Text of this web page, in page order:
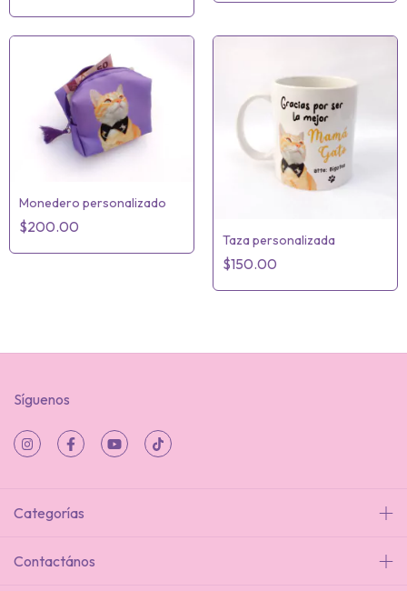
Monedero personalizado
$200.00
Taza personalizada
$150.00
Síguenos
Categorías
Contactános